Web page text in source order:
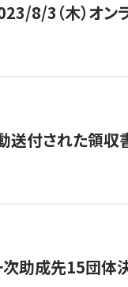
8/3（木）オ
送付された領収
次助成先15団体